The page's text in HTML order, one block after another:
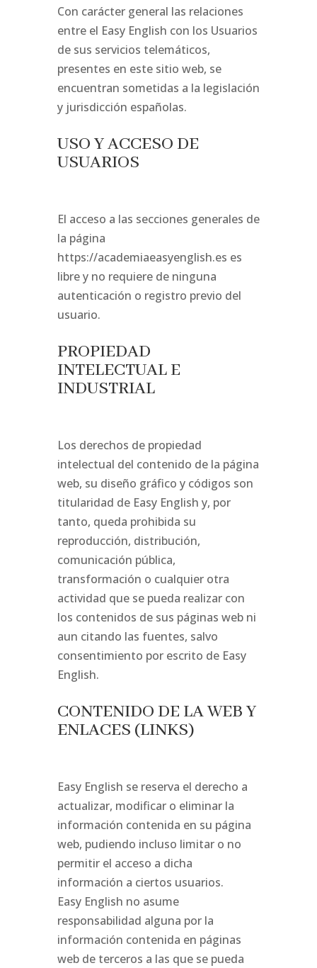
Con carácter general las relaciones
entre el Easy English con los Usuarios
de sus servicios telemáticos,
presentes en este sitio web, se
encuentran sometidas a la legislación
y jurisdicción españolas.
USO Y ACCESO DE
USUARIOS
El acceso a las secciones generales de
la página
https://academiaeasyenglish.es es
libre y no requiere de ninguna
autenticación o registro previo del
usuario.
PROPIEDAD
INTELECTUAL E
INDUSTRIAL
Los derechos de propiedad
intelectual del contenido de la página
web, su diseño gráfico y códigos son
titularidad de Easy English y, por
tanto, queda prohibida su
reproducción, distribución,
comunicación pública,
transformación o cualquier otra
actividad que se pueda realizar con
los contenidos de sus páginas web ni
aun citando las fuentes, salvo
consentimiento por escrito de Easy
English.
CONTENIDO DE LA WEB Y
ENLACES (LINKS)
Easy English se reserva el derecho a
actualizar, modificar o eliminar la
información contenida en su página
web, pudiendo incluso limitar o no
permitir el acceso a dicha
información a ciertos usuarios.
Easy English no asume
responsabilidad alguna por la
información contenida en páginas
web de terceros a las que se pueda